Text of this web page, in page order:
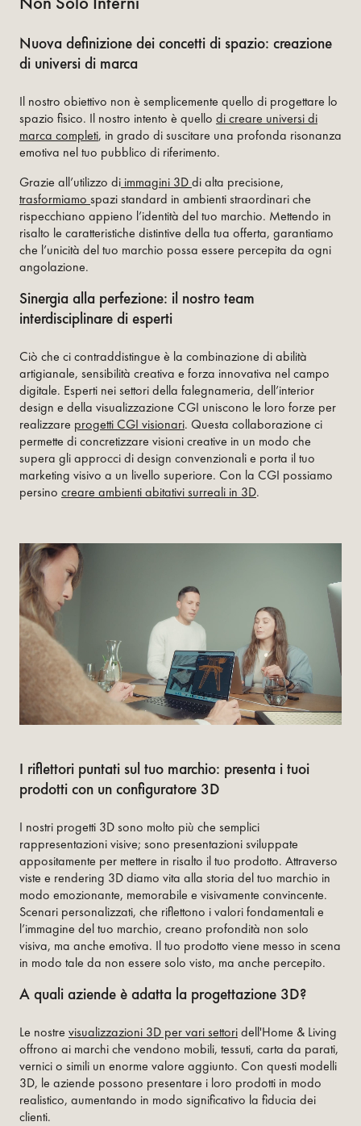
Nuova definizione dei concetti di spazio: creazione
di universi di marca
Il nostro obiettivo non è semplicemente quello di progettare lo
spazio fisico. Il nostro intento è quello di creare universi di
marca completi, in grado di suscitare una profonda risonanza
emotiva nel tuo pubblico di riferimento.
Grazie all’utilizzo di immagini 3Ddi alta precisione,
trasformiamo spazi standard in ambienti straordinari che
rispecchiano appieno l’identità del tuo marchio. Mettendo in
risalto le caratteristiche distintive della tua offerta, garantiamo
che l’unicità del tuo marchio possa essere percepita da ogni
angolazione.
Sinergia alla perfezione: il nostro team
interdisciplinare di esperti
Ciò che ci contraddistingue è la combinazione di abilità
artigianale, sensibilità creativa e forza innovativa nel campo
digitale. Esperti nei settori della falegnameria, dell’interior
design e della visualizzazione CGI uniscono le loro forze per
realizzare progetti CGI visionari. Questa collaborazione ci
permette di concretizzare visioni creative in un modo che
supera gli approcci di design convenzionali e porta il tuo
marketing visivo a un livello superiore. Con la CGI possiamo
persino creare ambienti abitativi surreali in 3D.
I riflettori puntati sul tuo marchio: presenta i tuoi
prodotti con un configuratore 3D
I nostri progetti 3D sono molto più che semplici
rappresentazioni visive; sono presentazioni sviluppate
appositamente per mettere in risalto il tuo prodotto. Attraverso
viste e rendering 3D diamo vita alla storia del tuo marchio in
modo emozionante, memorabile e visivamente convincente.
Scenari personalizzati, che riflettono i valori fondamentali e
l’immagine del tuo marchio, creano profondità non solo
visiva, ma anche emotiva. Il tuo prodotto viene messo in scena
in modo tale da non essere solo visto, ma anche percepito.
A quali aziende è adatta la progettazione 3D?
Le nostre visualizzazioni 3D per vari settoridell'Home & Living
offrono ai marchi che vendono mobili, tessuti, carta da parati,
vernici o simili un enorme valore aggiunto. Con questi modelli
3D, le aziende possono presentare i loro prodotti in modo
realistico, aumentando in modo significativo la fiducia dei
clienti.